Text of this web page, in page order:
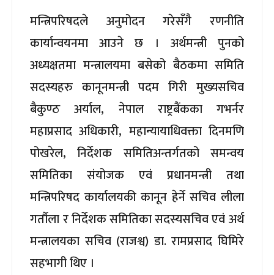
मन्त्रिपरिषदले अनुमोदन गरेसँगै रणनीति
कार्यान्वयनमा आउने छ । अर्थमन्त्री पुनको
अध्यक्षतमा मन्त्रालयमा बसेको बैठकमा समिति
सदस्यहरु कानूनमन्त्री पदम गिरी मुख्यसचिव
बैकुण्ठ अर्याल, नेपाल राष्ट्रबैंकका गभर्नर
महाप्रसाद अधिकारी, महान्यायाधिवक्ता दिनमणि
पोखरेल, निर्देशक समितिअन्तर्गतको समन्वय
समितिका संयोजक एवं प्रधानमन्त्री तथा
मन्त्रिपरिषद कार्यालयकी कानून हेर्ने सचिव लीला
गर्तौला र निर्देशक समितिका सदस्यसचिव एवं अर्थ
मन्त्रालयका सचिव (राजश्व) डा. रामप्रसाद घिमिरे
सहभागी थिए ।